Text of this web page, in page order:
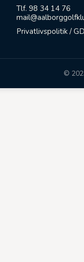
Tlf. 98 34 14 76
Privatlivspolitik /
©